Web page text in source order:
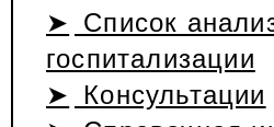
Список
госпитализации
Консультации